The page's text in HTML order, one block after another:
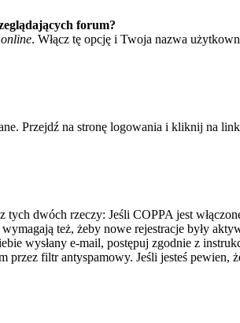
forum?
. Włącz tę opcję i Twoja nazwa
Przejdź na stronę logowania i kliknij na link
dwóch rzeczy: Jeśli COPPA jest
też, żeby nowe rejestracje były
wysłany e-mail, postępuj zgodnie z
filtr antyspamowy. Jeśli jesteś pewien,